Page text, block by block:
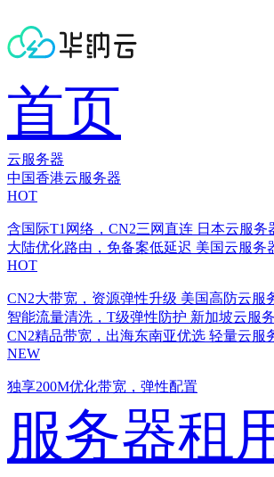
首页
云服务器
中国香港云服务器
HOT
含国际T1网络，CN2三网直连 日本云服务
大陆优化路由，免备案低延迟 美国云服务
HOT
CN2大带宽，资源弹性升级 美国高防云服
智能流量清洗，T级弹性防护 新加坡云服
CN2精品带宽，出海东南亚优选 轻量云服
NEW
独享200M优化带宽，弹性配置
服务器租